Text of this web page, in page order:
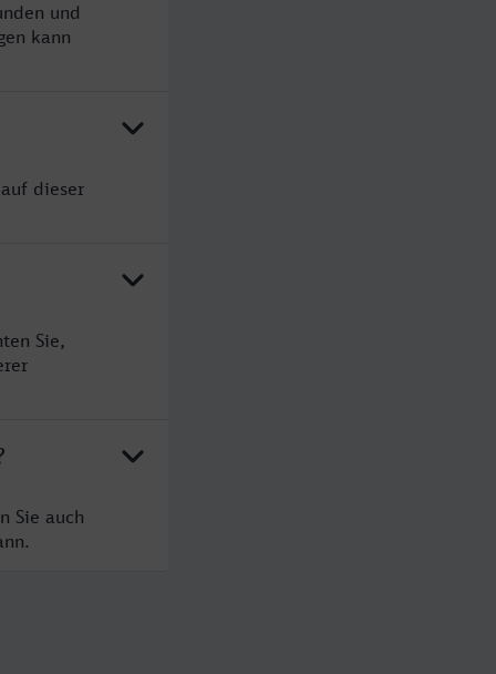
und
kann
dieser
Sie,
Sie auch